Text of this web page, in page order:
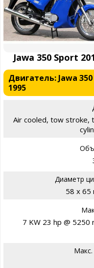
Jawa 350 Sport
Двигатель: Jawa
1995
Air cooled, tow stroke,
Диаметр
58 x 65
7 KW 23 hp @ 5250